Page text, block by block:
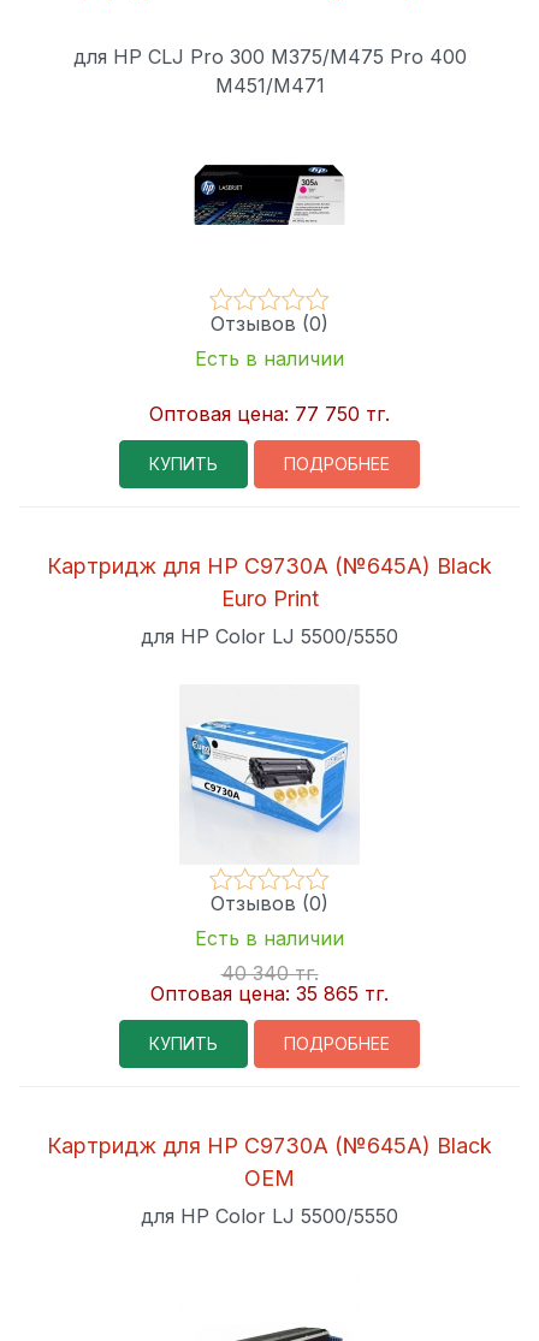
для HP CLJ Pro 300 M375/M475 Pro 400
M451/M471
Отзывов (0)
Есть в наличии
Оптовая цена: 77 750 тг.
КУПИТЬ ПОДРОБНЕЕ
Картридж для HP C9730A (№645A) Black
Euro Print
для HP Color LJ 5500/5550
Отзывов (0)
Есть в наличии
40 340 тг.
Оптовая цена: 35 865 тг.
КУПИТЬ ПОДРОБНЕЕ
Картридж для HP C9730A (№645A) Black
OEM
для HP Color LJ 5500/5550